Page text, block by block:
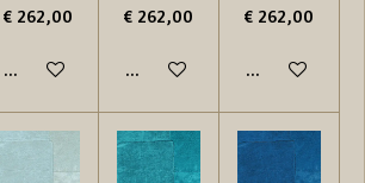
€ 262,00
In winkelwagen
€ 262,00
In winkelwagen
€ 262,00
In